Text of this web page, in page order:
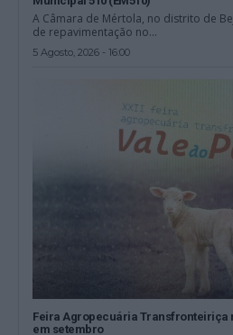
A Câmara de Mértola, no distrito de
de repavimentação no...
5 Agosto, 2026 - 16:00
Feira Agropecuária Transfronteiriça
em setembro